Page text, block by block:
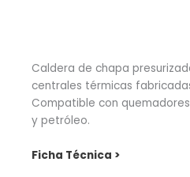
Caldera de chapa
centrales térmicas
Compatible con
y petróleo.
Ficha Técnica >